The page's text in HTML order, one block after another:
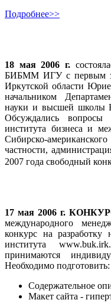
Подробнее>>
18 мая 2006 г.
БИБММ ИГУ с первым
Иркутской области
начальником
науки и высшей школы
Обсуждались вопросы
института бизнеса и
Сибирско-
частности,
2007 года свободный
17 мая 2006 г.
международного
конкурс на
института
принимаются
Необходимо подготовить:
Содержательное
Макет сайта -